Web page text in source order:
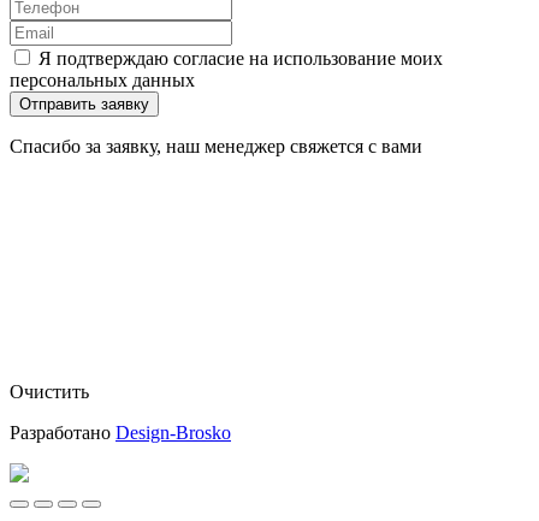
Я подтверждаю согласие на использование моих
персональных данных
Отправить заявку
Спасибо за заявку, наш менеджер свяжется с вами
Очистить
Разработано Design-Brosko